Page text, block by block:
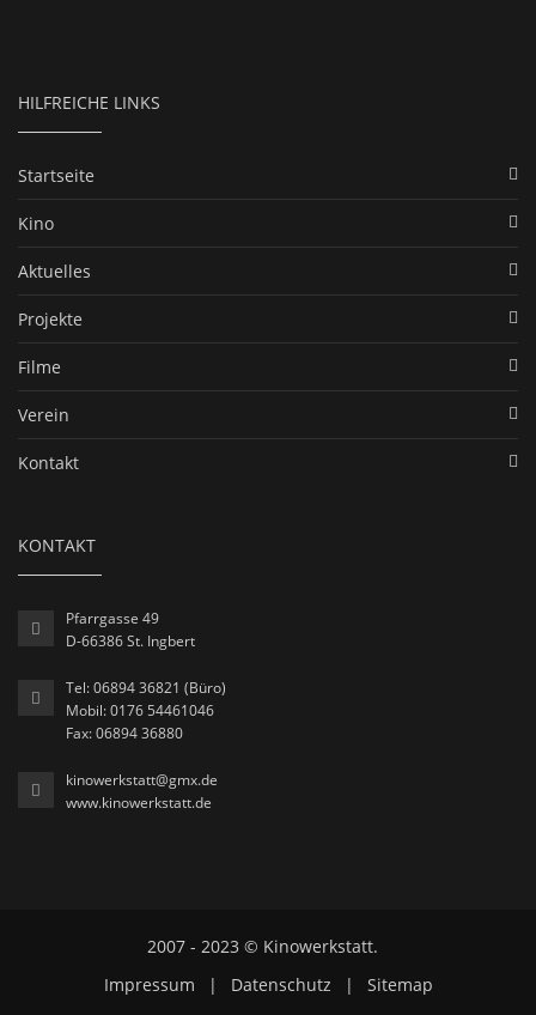
HILFREICHE LINKS
Startseite
Kino
Aktuelles
Projekte
Filme
Verein
Kontakt
KONTAKT
Pfarrgasse 49
D-66386 St. Ingbert
Tel: 06894 36821 (Büro)
Mobil: 0176 54461046
Fax: 06894 36880
kinowerkstatt@gmx.de
www.kinowerkstatt.de
2007 - 2023 © Kinowerkstatt.
Impressum
| Datenschutz | Sitemap